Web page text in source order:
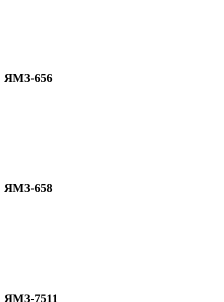
ЯМЗ-656
ЯМЗ-658
ЯМЗ-7511